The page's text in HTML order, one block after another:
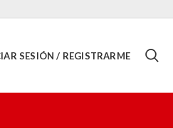
SESIÓN / REGISTRARME